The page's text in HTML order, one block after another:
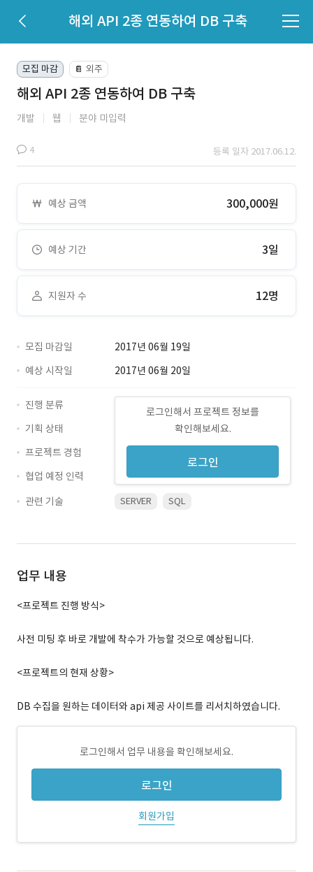
해외 API 2종 연동하여 DB 구축
모집 마감 📔 외주
해외 API 2종 연동하여 DB 구축
개발 웹 분야 미입력
4 등록 일자 2017.06.12.
예상 금액 300,000원
예상 기간 3일
지원자 수 12명
모집 마감일
2017년 06월 19일
예상 시작일
2017년 06월 20일
로그인해서 프로젝트 정보를
확인해보세요.
로그인
진행 분류
기획 상태
프로젝트 경험
협업 예정 인력
관련 기술
SERVER SQL
업무 내용
<프로젝트 진행 방식>
사전 미팅 후 바로 개발에 착수가 가능할 것으로 예상됩니다.
<프로젝트의 현재 상황>
DB 수집을 원하는 데이터와 api 제공 사이트를 리서치하였습니다.
로그인해서 업무 내용을 확인해보세요.
로그인
회원가입